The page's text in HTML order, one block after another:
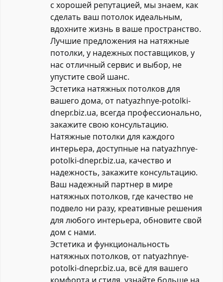
с хорошей репутацией, мы знаем, как
сделать ваш потолок идеальным,
вдохните жизнь в ваше пространство.
Лучшие предложения на натяжные
потолки, у надежных поставщиков, у
нас отличный сервис и выбор, не
упустите свой шанс.
Эстетика натяжных потолков для
вашего дома, от natyazhnye-potolki-
dnepr.biz.ua, всегда профессионально,
закажите свою консультацию.
Натяжные потолки для каждого
интерьера, доступные на natyazhnye-
potolki-dnepr.biz.ua, качество и
надежность, закажите консультацию.
Ваш надежный партнер в мире
натяжных потолков, где качество не
подвело ни разу, креативные решения
для любого интерьера, обновите свой
дом с нами.
Эстетика и функциональность
натяжных потолков, от natyazhnye-
potolki-dnepr.biz.ua, всё для вашего